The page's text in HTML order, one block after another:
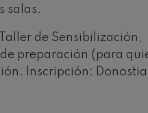
salas.
de Sensibilización,
preparación (para
Inscripción: Donostia